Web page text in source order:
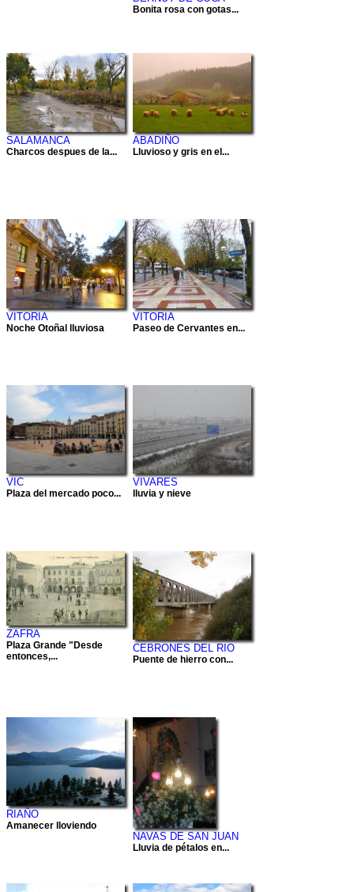
Bonita rosa con gotas...
SALAMANCA
Charcos despues de la...
ABADIÑO
Lluvioso y gris en el...
VITORIA
Noche Otoñal lluviosa
VITORIA
Paseo de Cervantes en...
VIC
Plaza del mercado poco...
VIVARES
lluvia y nieve
ZAFRA
Plaza Grande "Desde
entonces,...
CEBRONES DEL RIO
Puente de hierro con...
RIAÑO
Amanecer lloviendo
NAVAS DE SAN JUAN
Lluvia de pétalos en...